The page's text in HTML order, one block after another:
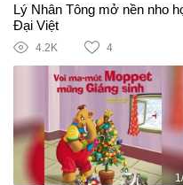
Lý Nhân Tông mở nền nho
Đại Việt
4.2K 4